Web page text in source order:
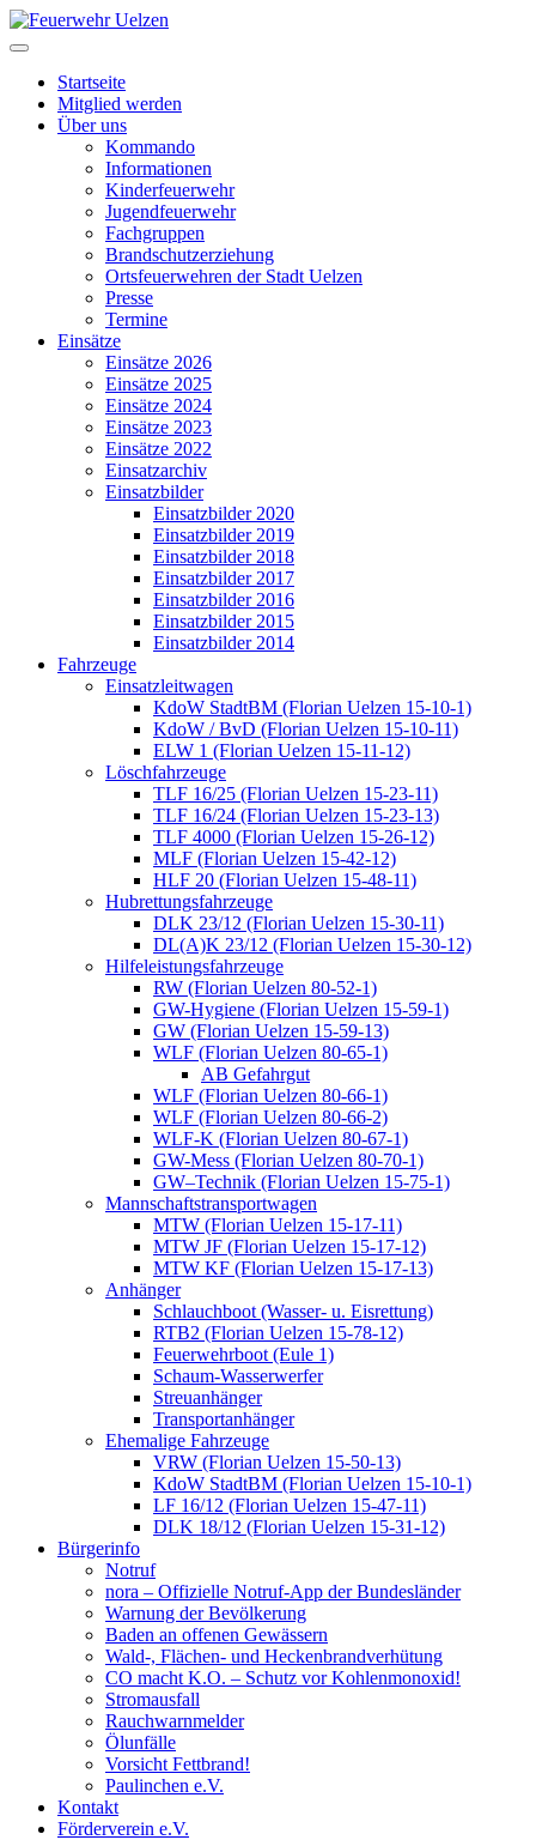
Startseite
Mitglied werden
Über uns
Kommando
Informationen
Kinderfeuerwehr
Jugendfeuerwehr
Fachgruppen
Brandschutzerziehung
Ortsfeuerwehren der Stadt Uelzen
Presse
Termine
Einsätze
Einsätze 2026
Einsätze 2025
Einsätze 2024
Einsätze 2023
Einsätze 2022
Einsatzarchiv
Einsatzbilder
Einsatzbilder 2020
Einsatzbilder 2019
Einsatzbilder 2018
Einsatzbilder 2017
Einsatzbilder 2016
Einsatzbilder 2015
Einsatzbilder 2014
Fahrzeuge
Einsatzleitwagen
KdoW StadtBM (Florian Uelzen 15-10-1)
KdoW / BvD (Florian Uelzen 15-10-11)
ELW 1 (Florian Uelzen 15-11-12)
Löschfahrzeuge
TLF 16/25 (Florian Uelzen 15-23-11)
TLF 16/24 (Florian Uelzen 15-23-13)
TLF 4000 (Florian Uelzen 15-26-12)
MLF (Florian Uelzen 15-42-12)
HLF 20 (Florian Uelzen 15-48-11)
Hubrettungsfahrzeuge
DLK 23/12 (Florian Uelzen 15-30-11)
DL(A)K 23/12 (Florian Uelzen 15-30-12)
Hilfeleistungsfahrzeuge
RW (Florian Uelzen 80-52-1)
GW-Hygiene (Florian Uelzen 15-59-1)
GW (Florian Uelzen 15-59-13)
WLF (Florian Uelzen 80-65-1)
AB Gefahrgut
WLF (Florian Uelzen 80-66-1)
WLF (Florian Uelzen 80-66-2)
WLF-K (Florian Uelzen 80-67-1)
GW-Mess (Florian Uelzen 80-70-1)
GW–Technik (Florian Uelzen 15-75-1)
Mannschaftstransportwagen
MTW (Florian Uelzen 15-17-11)
MTW JF (Florian Uelzen 15-17-12)
MTW KF (Florian Uelzen 15-17-13)
Anhänger
Schlauchboot (Wasser- u. Eisrettung)
RTB2 (Florian Uelzen 15-78-12)
Feuerwehrboot (Eule 1)
Schaum-Wasserwerfer
Streuanhänger
Transportanhänger
Ehemalige Fahrzeuge
VRW (Florian Uelzen 15-50-13)
KdoW StadtBM (Florian Uelzen 15-10-1)
LF 16/12 (Florian Uelzen 15-47-11)
DLK 18/12 (Florian Uelzen 15-31-12)
Bürgerinfo
Notruf
nora – Offizielle Notruf-App der Bundesländer
Warnung der Bevölkerung
Baden an offenen Gewässern
Wald-, Flächen- und Heckenbrandverhütung
CO macht K.O. – Schutz vor Kohlenmonoxid!
Stromausfall
Rauchwarnmelder
Ölunfälle
Vorsicht Fettbrand!
Paulinchen e.V.
Kontakt
Förderverein e.V.